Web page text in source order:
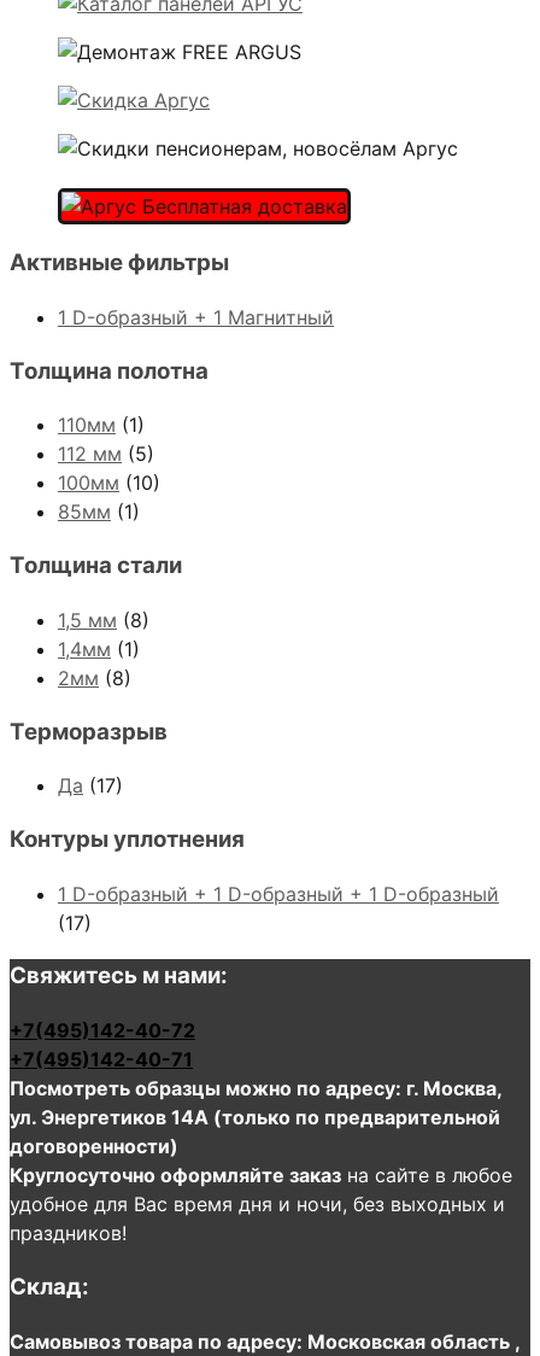
Активные фильтры
1 D-образный + 1 Магнитный
Толщина полотна
110мм (1)
112 мм (5)
100мм (10)
85мм (1)
Толщина стали
1,5 мм (8)
1,4мм (1)
2мм (8)
Терморазрыв
Да (17)
Контуры уплотнения
1 D-образный + 1 D-образный + 1 D-образный
(17)
Свяжитесь м нами:
+7(495)142-40-72
+7(495)142-40-71
Посмотреть образцы можно по адресу: г. Москва,
ул. Энергетиков 14А (только по предварительной
договоренности)
Круглосуточно оформляйте заказ на сайте в любое
удобное для Вас время дня и ночи, без выходных и
праздников!
Склад:
Самовывоз товара по адресу: Московская область ,